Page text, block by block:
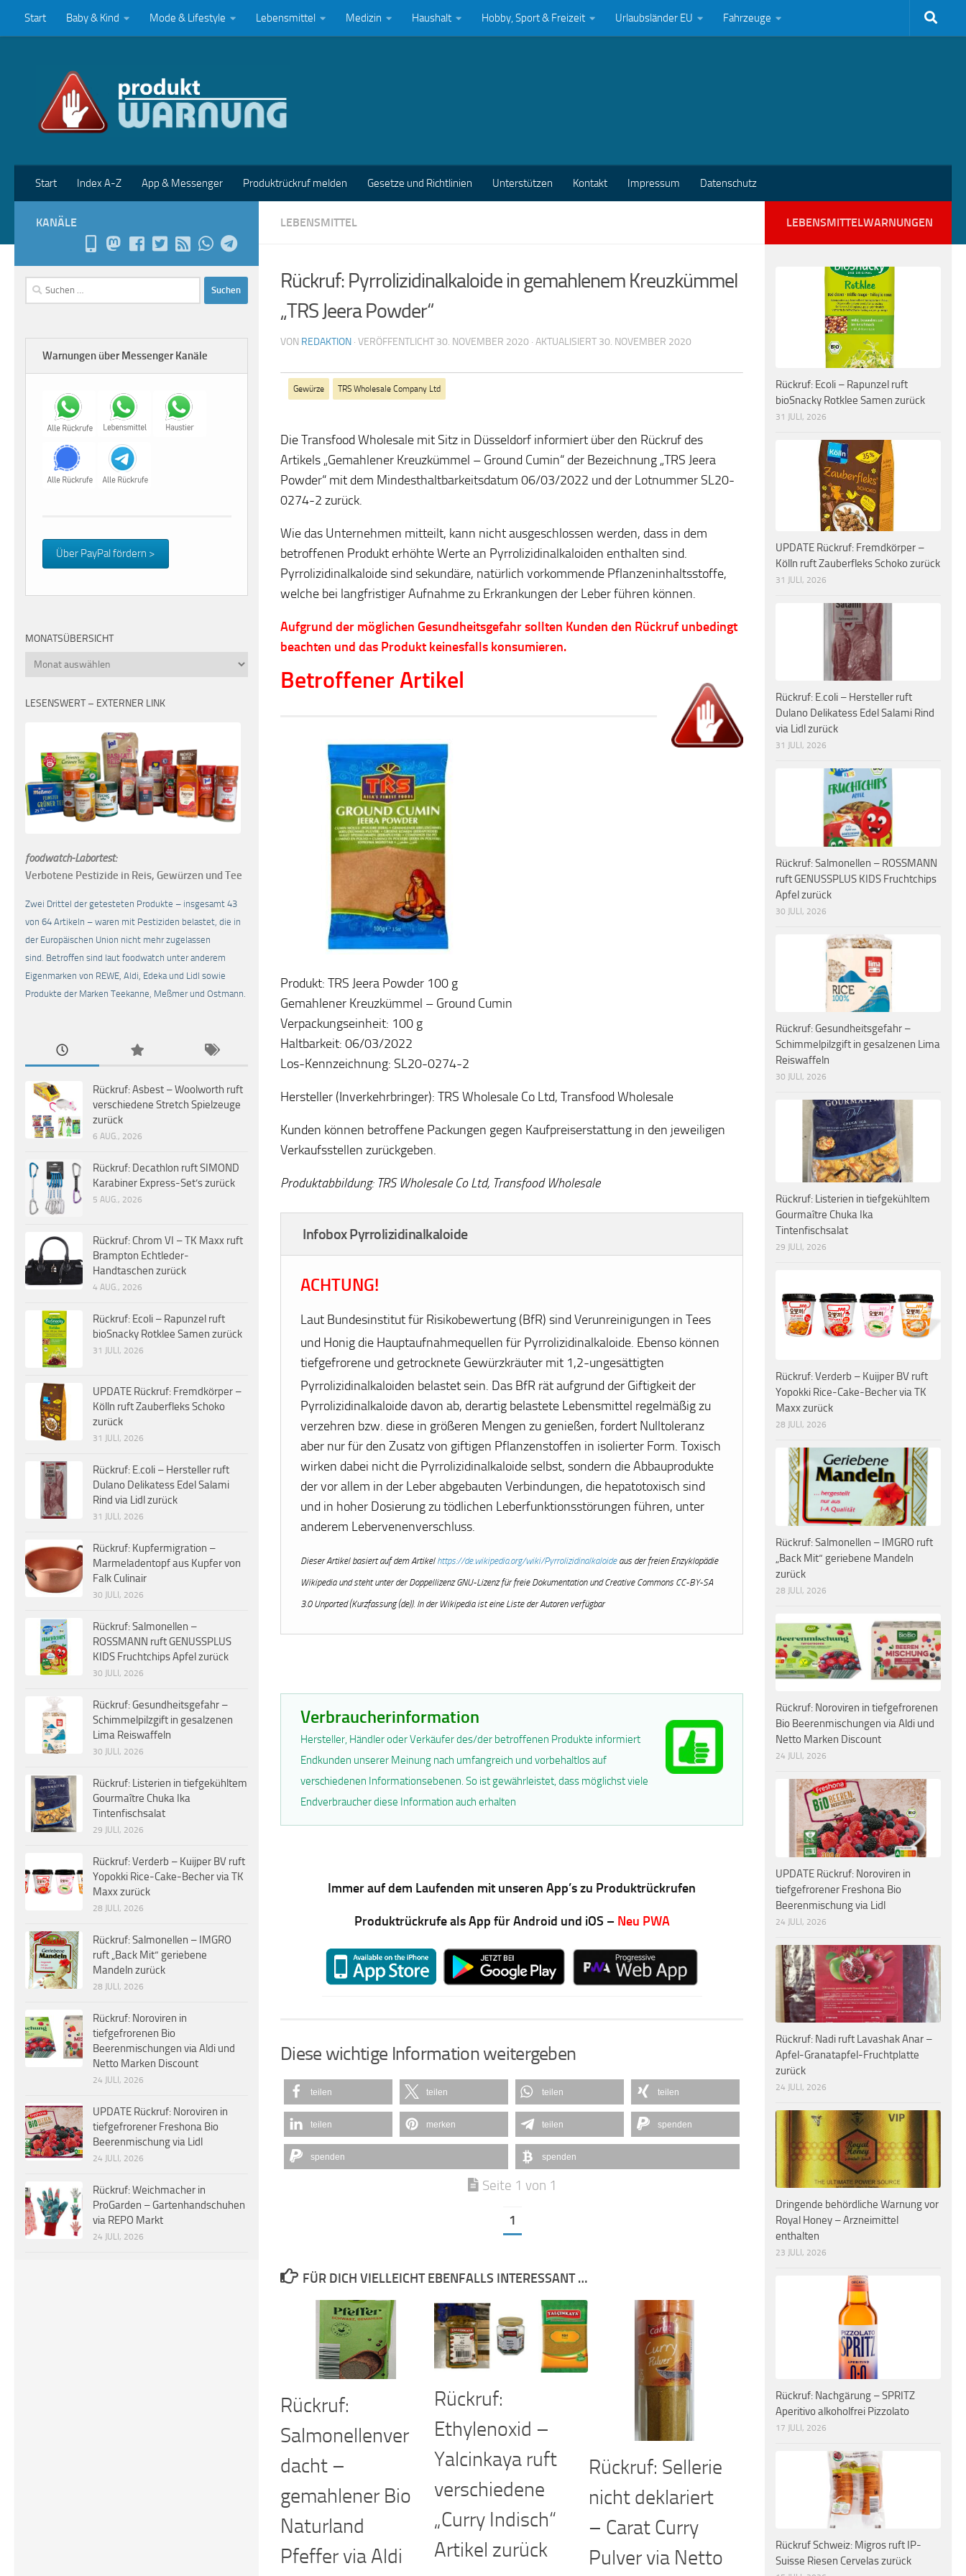
Zum Inhalt springen
Start Baby & Kind Mode & Lifestyle Lebensmittel Medizin Haushalt Hobby, Sport & Freizeit Urlaubsländer EU Fahrzeuge
Start Index A-Z App & Messenger Produktrückruf melden Gesetze und Richtlinien Unterstützen Kontakt Impressum Datenschutz
LEBENSMITTEL
Rückruf: Pyrrolizidinalkaloide in gemahlenem Kreuzkümmel
„TRS Jeera Powder“
VON REDAKTION · VERÖFFENTLICHT 30. NOVEMBER 2020 · AKTUALISIERT 30. NOVEMBER 2020
Gewürze TRS Wholesale Company Ltd
Die Transfood Wholesale mit Sitz in Düsseldorf informiert über den Rückruf des
Artikels „Gemahlener Kreuzkümmel – Ground Cumin“ der Bezeichnung „TRS Jeera
Powder“ mit dem Mindesthaltbarkeitsdatum 06/03/2022 und der Lotnummer SL20-
0274-2 zurück.
Wie das Unternehmen mitteilt, kann nicht ausgeschlossen werden, dass in dem
betroffenen Produkt erhöhte Werte an Pyrrolizidinalkaloiden enthalten sind.
Pyrrolizidinalkaloide sind sekundäre, natürlich vorkommende Pflanzeninhaltsstoffe,
welche bei langfristiger Aufnahme zu Erkrankungen der Leber führen können.
Aufgrund der möglichen Gesundheitsgefahr sollten Kunden den Rückruf unbedingt
beachten und das Produkt keinesfalls konsumieren.
Betroffener Artikel
Produkt: TRS Jeera Powder 100 g
Gemahlener Kreuzkümmel – Ground Cumin
Verpackungseinheit: 100 g
Haltbarkeit: 06/03/2022
Los-Kennzeichnung: SL20-0274-2
Hersteller (Inverkehrbringer): TRS Wholesale Co Ltd, Transfood Wholesale
Kunden können betroffene Packungen gegen Kaufpreiserstattung in den jeweiligen
Verkaufsstellen zurückgeben.
Produktabbildung: TRS Wholesale Co Ltd, Transfood Wholesale
Infobox Pyrrolizidinalkaloide
ACHTUNG!
Laut Bundesinstitut für Risikobewertung (BfR) sind Verunreinigungen in Tees
und Honig die Hauptaufnahmequellen für Pyrrolizidinalkaloide. Ebenso können
tiefgefrorene und getrocknete Gewürzkräuter mit 1,2-ungesättigten
Pyrrolizidinalkaloiden belastet sein. Das BfR rät aufgrund der Giftigkeit der
Pyrrolizidinalkaloide davon ab, derartig belastete Lebensmittel regelmäßig zu
verzehren bzw. diese in größeren Mengen zu genießen, fordert Nulltoleranz
aber nur für den Zusatz von giftigen Pflanzenstoffen in isolierter Form. Toxisch
wirken dabei nicht die Pyrrolizidinalkaloide selbst, sondern die Abbauprodukte
der vor allem in der Leber abgebauten Verbindungen, die hepatotoxisch sind
und in hoher Dosierung zu tödlichen Leberfunktionsstörungen führen, unter
anderem Lebervenenverschluss.
Dieser Artikel basiert auf dem Artikel https://de.wikipedia.org/wiki/Pyrrolizidinalkaloideaus der freien Enzyklopädie
Wikipedia und steht unter der Doppellizenz GNU-Lizenz für freie Dokumentation und Creative Commons CC-BY-SA
3.0 Unported (Kurzfassung (de)). In der Wikipedia ist eine Liste der Autoren verfügbar
Verbraucherinformation
Hersteller, Händler oder Verkäufer des/der betroffenen Produkte informiert
Endkunden unserer Meinung nach umfangreich und vorbehaltlos auf
verschiedenen Informationsebenen. So ist gewährleistet, dass möglichst viele
Endverbraucher diese Information auch erhalten
Immer auf dem Laufenden mit unseren App’s zu Produktrückrufen
Produktrückrufe als App für Android und iOS – Neu PWA
Diese wichtige Information weitergeben
teilen teilen teilen teilen
teilen merken teilen spenden
spenden spenden
Seite 1 von 1
1
FÜR DICH VIELLEICHT EBENFALLS INTERESSANT …
Rückruf:
Salmonellenver
dacht –
gemahlener Bio
Naturland
Pfeffer via Aldi
Rückruf:
Ethylenoxid –
Yalcinkaya ruft
verschiedene
„Curry Indisch“
Artikel zurück
Rückruf: Sellerie
nicht deklariert
– Carat Curry
Pulver via Netto
KANÄLE
Suchen
nach:
Warnungen über Messenger Kanäle
Über PayPal fördern >
MONATSÜBERSICHT
Monatsübersicht
LESENSWERT – EXTERNER LINK
foodwatch-Labortest:
Verbotene Pestizide in Reis, Gewürzen und Tee
Zwei Drittel der getesteten Produkte – insgesamt 43
von 64 Artikeln – waren mit Pestiziden belastet, die in
der Europäischen Union nicht mehr zugelassen
sind. Betroffen sind laut foodwatch unter anderem
Eigenmarken von REWE, Aldi, Edeka und Lidl sowie
Produkte der Marken Teekanne, Meßmer und Ostmann.
Rückruf: Asbest – Woolworth ruft
verschiedene Stretch Spielzeuge
zurück
6 AUG., 2026
Rückruf: Decathlon ruft SIMOND
Karabiner Express-Set’s zurück
5 AUG., 2026
Rückruf: Chrom VI – TK Maxx ruft
Brampton Echtleder-
Handtaschen zurück
4 AUG., 2026
Rückruf: Ecoli – Rapunzel ruft
bioSnacky Rotklee Samen zurück
31 JULI, 2026
UPDATE Rückruf: Fremdkörper –
Kölln ruft Zauberfleks Schoko
zurück
31 JULI, 2026
Rückruf: E.coli – Hersteller ruft
Dulano Delikatess Edel Salami
Rind via Lidl zurück
31 JULI, 2026
Rückruf: Kupfermigration –
Marmeladentopf aus Kupfer von
Falk Culinair
30 JULI, 2026
Rückruf: Salmonellen –
ROSSMANN ruft GENUSSPLUS
KIDS Fruchtchips Apfel zurück
30 JULI, 2026
Rückruf: Gesundheitsgefahr –
Schimmelpilzgift in gesalzenen
Lima Reiswaffeln
30 JULI, 2026
Rückruf: Listerien in tiefgekühltem
Gourmaître Chuka Ika
Tintenfischsalat
29 JULI, 2026
Rückruf: Verderb – Kuijper BV ruft
Yopokki Rice-Cake-Becher via TK
Maxx zurück
28 JULI, 2026
Rückruf: Salmonellen – IMGRO
ruft „Back Mit“ geriebene
Mandeln zurück
28 JULI, 2026
Rückruf: Noroviren in
tiefgefrorenen Bio
Beerenmischungen via Aldi und
Netto Marken Discount
24 JULI, 2026
UPDATE Rückruf: Noroviren in
tiefgefrorener Freshona Bio
Beerenmischung via Lidl
24 JULI, 2026
Rückruf: Weichmacher in
ProGarden – Gartenhandschuhen
via REPO Markt
24 JULI, 2026
LEBENSMITTELWARNUNGEN
Rückruf: Ecoli – Rapunzel ruft
bioSnacky Rotklee Samen zurück
31 JULI, 2026
UPDATE Rückruf: Fremdkörper –
Kölln ruft Zauberfleks Schoko zurück
31 JULI, 2026
Rückruf: E.coli – Hersteller ruft
Dulano Delikatess Edel Salami Rind
via Lidl zurück
31 JULI, 2026
Rückruf: Salmonellen – ROSSMANN
ruft GENUSSPLUS KIDS Fruchtchips
Apfel zurück
30 JULI, 2026
Rückruf: Gesundheitsgefahr –
Schimmelpilzgift in gesalzenen Lima
Reiswaffeln
30 JULI, 2026
Rückruf: Listerien in tiefgekühltem
Gourmaître Chuka Ika
Tintenfischsalat
29 JULI, 2026
Rückruf: Verderb – Kuijper BV ruft
Yopokki Rice-Cake-Becher via TK
Maxx zurück
28 JULI, 2026
Rückruf: Salmonellen – IMGRO ruft
„Back Mit“ geriebene Mandeln
zurück
28 JULI, 2026
Rückruf: Noroviren in tiefgefrorenen
Bio Beerenmischungen via Aldi und
Netto Marken Discount
24 JULI, 2026
UPDATE Rückruf: Noroviren in
tiefgefrorener Freshona Bio
Beerenmischung via Lidl
24 JULI, 2026
Rückruf: Nadi ruft Lavashak Anar –
Apfel-Granatapfel-Fruchtplatte
zurück
24 JULI, 2026
Dringende behördliche Warnung vor
Royal Honey – Arzneimittel
enthalten
23 JULI, 2026
Rückruf: Nachgärung – SPRITZ
Aperitivo alkoholfrei Pizzolato
17 JULI, 2026
Rückruf Schweiz: Migros ruft IP-
Suisse Riesen Cervelas zurück